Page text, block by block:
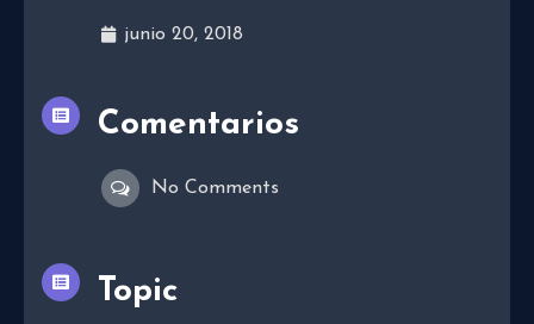
junio 20, 2018
Comentarios
No Comments
Topic